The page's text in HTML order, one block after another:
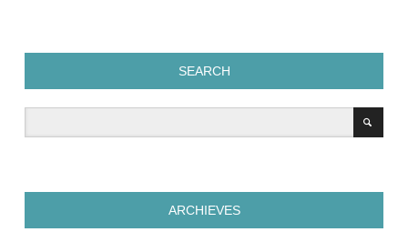
SEARCH
ARCHIEVES